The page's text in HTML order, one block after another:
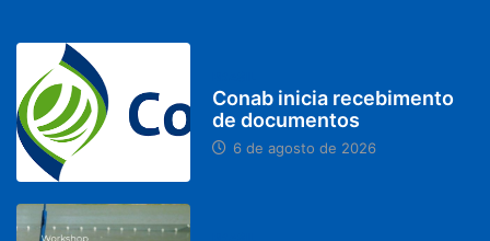
Conab inicia recebimento
de documentos
6 de agosto de 2026